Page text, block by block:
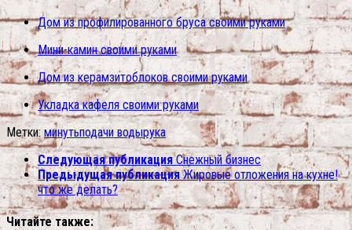
Дом из профилированного бруса своими руками
Мини-камин своими руками
Дом из керамзитоблоков своими руками
Укладка кафеля своими руками
Метки: минутьподачи водырука
Следующая публикация Снежный бизнес
Предыдущая публикация Жировые отложения на кухне!
что же делать?
Читайте также: